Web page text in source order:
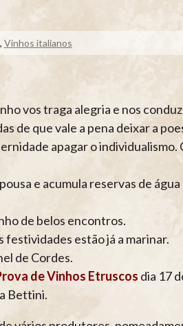
, Vinhos italianos
vos traga alegria e nos
de que vale a pena deixar a
apagar o individualismo.
e acumula reservas de
de belos encontros.
festividades estão já a marinar.
de Cordes.
de Vinhos Etruscos dia 17
Bettini.